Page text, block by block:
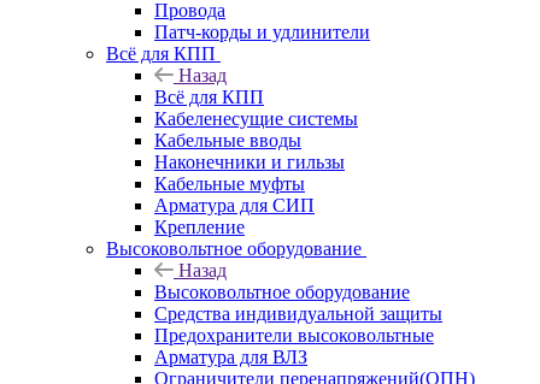
Провода
Патч-корды и удлинители
Всё для КПП
Назад
Всё для КПП
Кабеленесущие системы
Кабельные вводы
Наконечники и гильзы
Кабельные муфты
Арматура для СИП
Крепление
Высоковольтное оборудование
Назад
Высоковольтное оборудование
Средства индивидуальной защиты
Предохранители высоковольтные
Арматура для ВЛЗ
Ограничители перенапряжений(ОПН)